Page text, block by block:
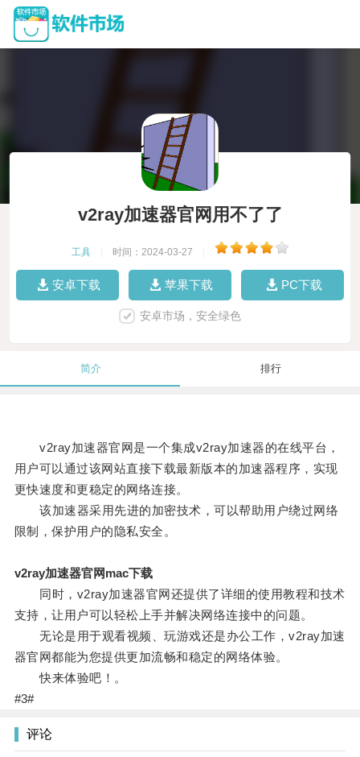
v2ray加速器官网用不了了
工具 时间：2024-03-27
安卓下载 苹果下载 PC下载
安卓市场，安全绿色
简介 排行
v2ray加速器官网是一个集成v2ray加速器的在线平台，
用户可以通过该网站直接下载最新版本的加速器程序，实现
更快速度和更稳定的网络连接。
该加速器采用先进的加密技术，可以帮助用户绕过网络
限制，保护用户的隐私安全。
v2ray加速器官网mac下载
同时，v2ray加速器官网还提供了详细的使用教程和技术
支持，让用户可以轻松上手并解决网络连接中的问题。
无论是用于观看视频、玩游戏还是办公工作，v2ray加速
器官网都能为您提供更加流畅和稳定的网络体验。
快来体验吧！。
#3#
评论